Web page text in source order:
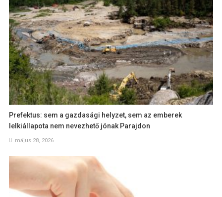
Prefektus: sem a gazdasági helyzet, sem az emberek
lelkiállapota nem nevezhető jónak Parajdon
május 28, 2026